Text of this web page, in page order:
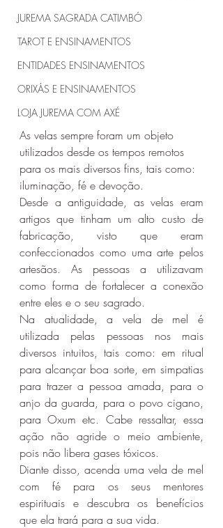
JUREMA SAGRADA CATIMBÓ
TAROT E ENSINAMENTOS
ENTIDADES ENSINAMENTOS
ORIXÁS E ENSINAMENTOS
LOJA JUREMA COM AXÉ
As velas sempre foram um objeto
utilizados desde os tempos remotos
para os mais diversos fins, tais como:
iluminação, fé e devoção.
Desde a antiguidade, as velas eram
artigos que tinham um alto custo de
fabricação, visto que eram
confeccionados como uma arte pelos
artesãos. As pessoas a utilizavam
como forma de fortalecer a conexão
entre eles e o seu sagrado.
Na atualidade, a vela de mel é
utilizada pelas pessoas nos mais
diversos intuitos, tais como: em ritual
para alcançar boa sorte, em simpatias
para trazer a pessoa amada, para o
anjo da guarda, para o povo cigano,
para Oxum etc. Cabe ressaltar, essa
ação não agride o meio ambiente,
pois não libera gases tóxicos.
Diante disso, acenda uma vela de mel
com fé para os seus mentores
espirituais e descubra os benefícios
que ela trará para a sua vida.